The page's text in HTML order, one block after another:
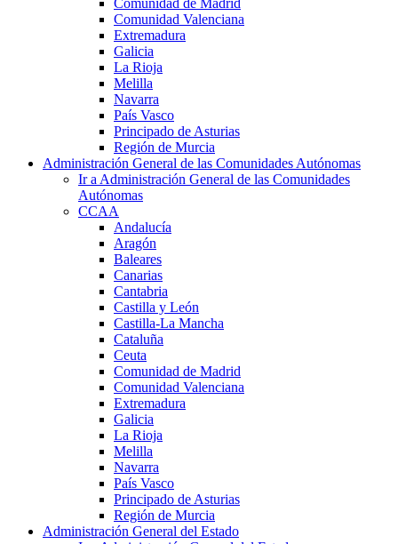
Comunidad Valenciana
Extremadura
Galicia
La Rioja
Melilla
Navarra
País Vasco
Principado de Asturias
Región de Murcia
Administración General de las Comunidades Autónomas
Ir a Administración General de las Comunidades
Autónomas
CCAA
Andalucía
Aragón
Baleares
Canarias
Cantabria
Castilla y León
Castilla-La Mancha
Cataluña
Ceuta
Comunidad de Madrid
Comunidad Valenciana
Extremadura
Galicia
La Rioja
Melilla
Navarra
País Vasco
Principado de Asturias
Región de Murcia
Administración General del Estado